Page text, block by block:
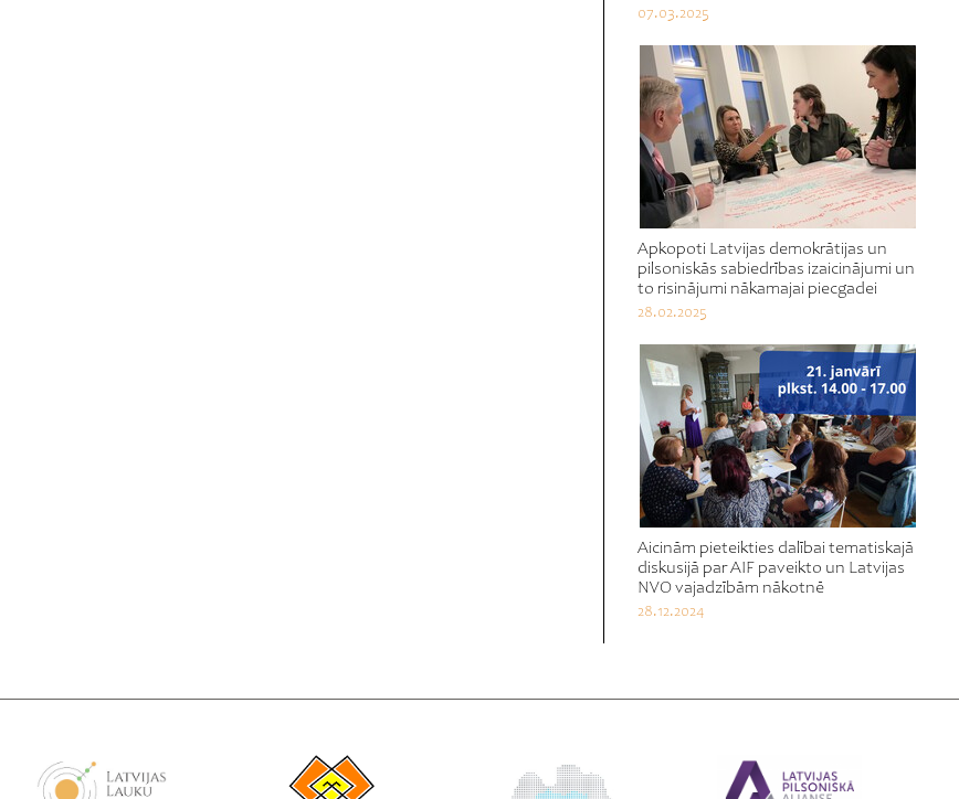
07.03.2025
Apkopoti Latvijas demokrātijas un
pilsoniskās sabiedrības izaicinājumi un
to risinājumi nākamajai piecgadei
28.02.2025
Aicinām pieteikties dalībai tematiskajā
diskusijā par AIF paveikto un Latvijas
NVO vajadzībām nākotnē
28.12.2024